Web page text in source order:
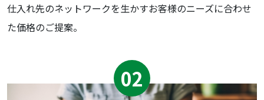
仕⼊れ先のネットワークを⽣かすお客様のニーズに合わせ
た価格のご提案。
02